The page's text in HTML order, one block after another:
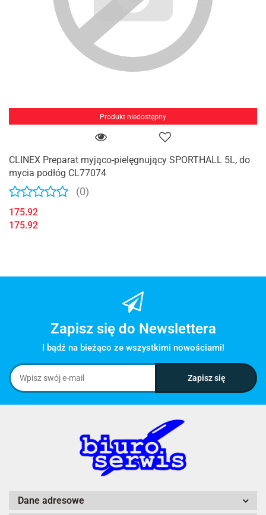
Produkt niedostępny
CLINEX Preparat myjąco-pielęgnujący SPORTHALL 5L, do
mycia podłóg CL77074
(0)
175.92
175.92
Zapisz się do Newslettera
I bądź na bieżąco ze wszystkimi nowościami!
Dane adresowe